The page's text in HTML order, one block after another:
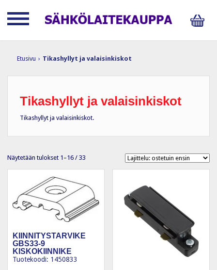
Etusivu › Tikashyllyt ja valaisinkiskot
Tikashyllyt ja valaisinkiskot
Tikashyllyt ja valaisinkiskot.
Näytetään tulokset 1–16 / 33
KIINNITYSTARVIKE
GBS33-9
KISKOKIINNIKE
Tuotekoodi: 1450833